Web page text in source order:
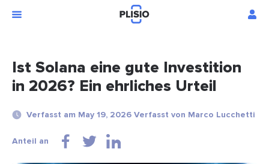
Ist Solana eine gute Investition
in 2026? Ein ehrliches Urteil
Verfasst am May 19, 2026 Verfasst von Marco Lucchetti
Anteil an